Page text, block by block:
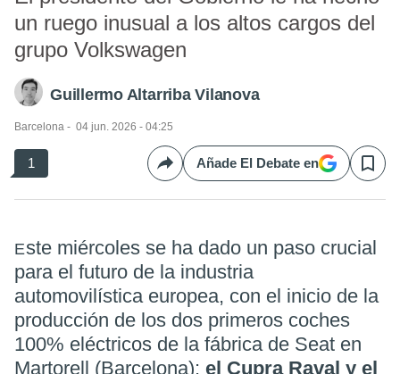
un ruego inusual a los altos cargos del
grupo Volkswagen
Guillermo Altarriba Vilanova
Barcelona 04 jun. 2026 - 04:25
1 CompartirAñade El Debate en Save
Este miércoles se ha dado un paso crucial
para el futuro de la industria
automovilística europea, con el inicio de la
producción de los dos primeros coches
100% eléctricos de la fábrica de Seat en
Martorell (Barcelona): el Cupra Raval y el